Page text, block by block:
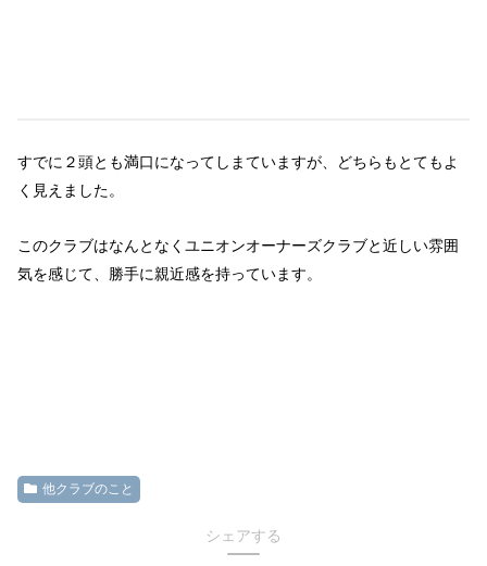
すでに２頭とも満口になってしまていますが、どちらもとてもよ
く見えました。
このクラブはなんとなくユニオンオーナーズクラブと近しい雰囲
気を感じて、勝手に親近感を持っています。
他クラブのこと
シェアする